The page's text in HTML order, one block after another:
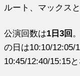
ルート、マックス
公演回数は1日3回 。
の日は10:10/12:05/
10:45/12:40/15:15と